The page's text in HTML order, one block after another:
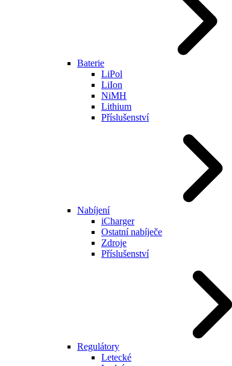
Baterie
LiPol
LiIon
NiMH
Lithium
Příslušenství
Nabíjení
iCharger
Ostatní nabíječe
Zdroje
Příslušenství
Regulátory
Letecké